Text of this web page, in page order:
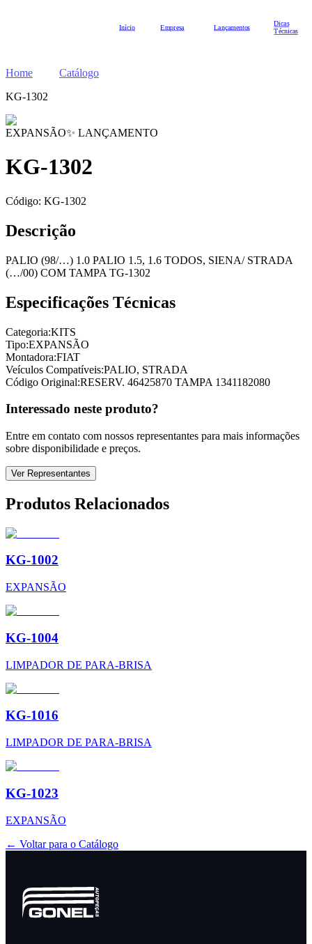
Início Empresa Lançamentos
Dicas
Técnicas
Home
Catálogo
KG-1302
EXPANSÃO✨ LANÇAMENTO
KG-1302
Código: KG-1302
Descrição
PALIO (98/…) 1.0 PALIO 1.5, 1.6 TODOS, SIENA/ STRADA
(…/00) COM TAMPA TG-1302
Especificações Técnicas
Categoria:KITS
Tipo:EXPANSÃO
Montadora:FIAT
Veículos Compatíveis:PALIO, STRADA
Código Original:RESERV. 46425870 TAMPA 1341182080
Interessado neste produto?
Entre em contato com nossos representantes para mais informações
sobre disponibilidade e preços.
Ver Representantes
Produtos Relacionados
KG-1002
EXPANSÃO
KG-1004
LIMPADOR DE PARA-BRISA
KG-1016
LIMPADOR DE PARA-BRISA
KG-1023
EXPANSÃO
← Voltar para o Catálogo